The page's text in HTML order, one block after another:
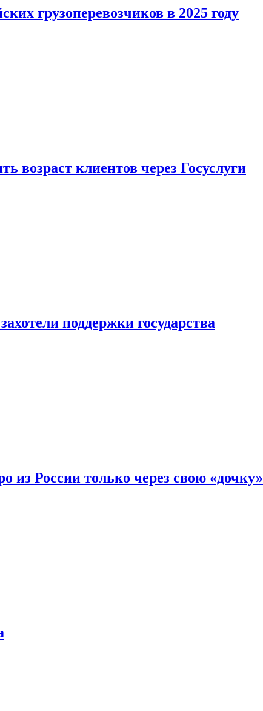
грузоперевозчиков в 2025 году
возраст клиентов через Госуслуги
поддержки государства
из России только через свою «дочку»